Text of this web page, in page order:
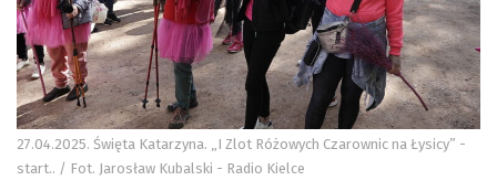
27.04.2025. Święta Katarzyna. „I Zlot Różowych Czarownic na Łysicy” -
start.. / Fot. Jarosław Kubalski - Radio Kielce